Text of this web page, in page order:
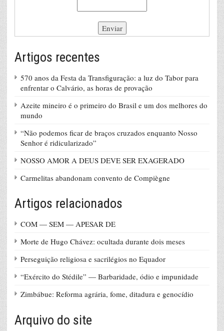
Artigos recentes
570 anos da Festa da Transfiguração: a luz do Tabor para
enfrentar o Calvário, as horas de provação
Azeite mineiro é o primeiro do Brasil e um dos melhores do
mundo
“Não podemos ficar de braços cruzados enquanto Nosso
Senhor é ridicularizado”
NOSSO AMOR A DEUS DEVE SER EXAGERADO
Carmelitas abandonam convento de Compiègne
Artigos relacionados
COM — SEM — APESAR DE
Morte de Hugo Chávez: ocultada durante dois meses
Perseguição religiosa e sacrilégios no Equador
“Exército do Stédile” — Barbaridade, ódio e impunidade
Zimbábue: Reforma agrária, fome, ditadura e genocídio
Arquivo do site